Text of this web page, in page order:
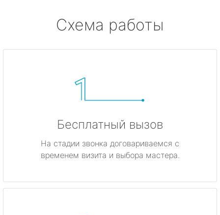
Схема работы
Бесплатный вызов
На стадии звонка договариваемся с
временем визита и выбора мастера.